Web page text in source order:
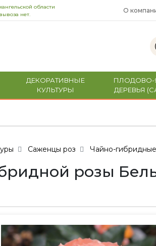
области
нет.
О
ДЕКОРАТИВНЫЕ
КУЛЬТУРЫ
ПЛОДОВО-
ДЕРЕВЬЯ
Саженцы роз Чайно-
розы